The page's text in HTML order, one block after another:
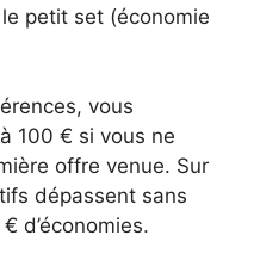
petit set (économie
vous
100 € si vous ne
offre venue. Sur
dépassent sans
d’économies.